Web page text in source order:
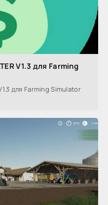
V1.3 для Farming
для Farming Simulator